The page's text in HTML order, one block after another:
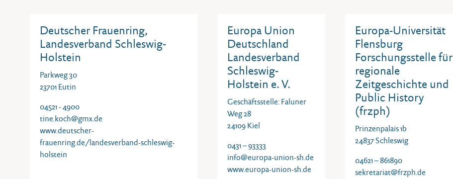
Deutscher Frauenring,
Landesverband Schleswig-
Holstein
Parkweg 30
23701 Eutin
04521 - 4900
tine.koch@gmx.de
www.deutscher-
frauenring.de/landesverband-schleswig-
holstein
Europa Union
Deutschland
Landesverband
Schleswig-
Holstein e. V.
Geschäftsstelle: Faluner
Weg 28
24109 Kiel
0431 – 93333
info@europa-union-sh.de
www.europa-union-sh.de
Europa-Universität
Flensburg
Forschungsstelle für
regionale
Zeitgeschichte und
Public History
(frzph)
Prinzenpalais 1b
24837 Schleswig
04621 – 861890
sekretariat@frzph.de